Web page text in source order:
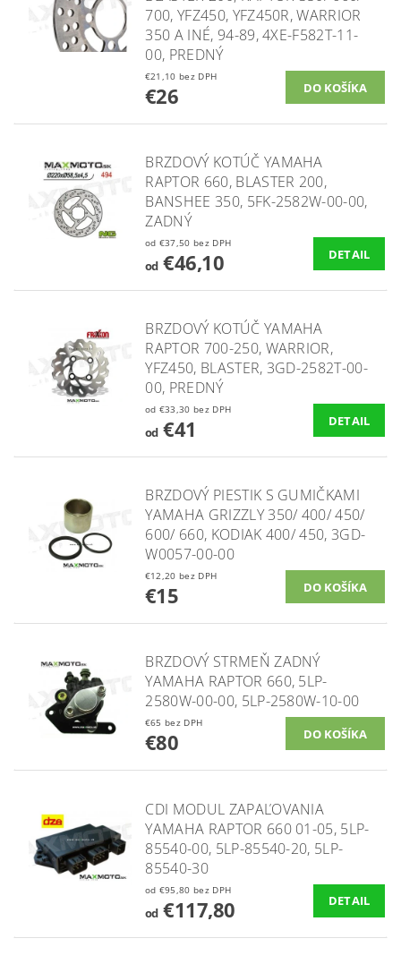
700, YFZ450, YFZ450R, WARRIOR
350 A INÉ, 94-89, 4XE-F582T-11-
00, PREDNÝ
€21,10 bez DPH
€26
BRZDOVÝ KOTÚČ YAMAHA
RAPTOR 660, BLASTER 200,
BANSHEE 350, 5FK-2582W-00-00,
ZADNÝ
od €37,50 bez DPH
od€46,10 DETAIL
BRZDOVÝ KOTÚČ YAMAHA
RAPTOR 700-250, WARRIOR,
YFZ450, BLASTER, 3GD-2582T-00-
00, PREDNÝ
od €33,30 bez DPH
od€41 DETAIL
BRZDOVÝ PIESTIK S GUMIČKAMI
YAMAHA GRIZZLY 350/ 400/ 450/
600/ 660, KODIAK 400/ 450, 3GD-
W0057-00-00
€12,20 bez DPH
€15
BRZDOVÝ STRMEŇ ZADNÝ
YAMAHA RAPTOR 660, 5LP-
2580W-00-00, 5LP-2580W-10-00
€65 bez DPH
€80
CDI MODUL ZAPAĽOVANIA
YAMAHA RAPTOR 660 01-05, 5LP-
85540-00, 5LP-85540-20, 5LP-
85540-30
od €95,80 bez DPH
od€117,80 DETAIL